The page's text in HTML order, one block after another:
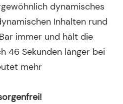
dynamisches
Inhalten rund
immer und hält die
46 Sekunden länger bei
mehr